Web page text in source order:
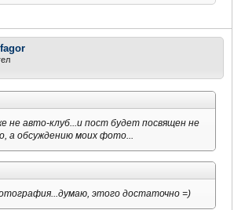
не авто-клуб...и пост будет посвящен не
а обсуждению моих фото...
этого достаточно =)